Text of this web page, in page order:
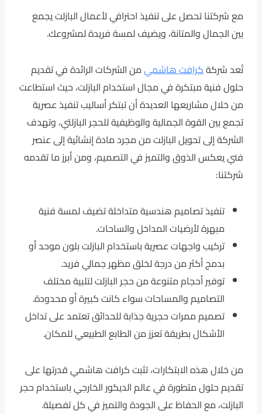
مع شركتنا تحصل على تنفيذ احترافي لأعمال البازلت يجمع
بين الجمال والمتانة، ويضيف لمسة فريدة لمشروعك.
تُعد شركةكرافت هاشميمن الشركات الرائدة في تقديم
حلول فنية مبتكرة في مجال استخدام البازلت، حيث استطاعت
من خلال مشاريعها العديدة أن تبتكر أساليب تنفيذ عصرية
تجمع بين القوة الجمالية والوظيفية للحجر البازلتي، وتهدف
الشركة إلى تحويل البازلت من مجرد مادة إنشائية إلى عنصر
فني يعكس الذوق والتميز في التصميم، ومن أبرز ما تقدمه
شركتنا:
تنفيذ تصاميم هندسية متداخلة تضيف لمسة فنية
مبهرة لأرضيات المداخل والساحات.
تركيب واجهات عصرية باستخدام البازلت بلون موحد أو
بدمج أكثر من درجة لخلق مظهر جمالي فريد.
توفير أحجام متنوعة من حجر البازلت لتلبية مختلف
التصاميم والمساحات سواء كانت كبيرة أو محدودة.
تصميم ممرات حجرية جذابة للحدائق تعتمد على تداخل
الأشكال بطريقة تعزز من الطابع الطبيعي للمكان.
من خلال هذه الابتكارات، تثبت كرافت هاشمي قدرتها على
تقديم حلول متطورة في عالم الديكور الخارجي باستخدام حجر
البازلت، مع الحفاظ على الجودة والتميز في كل تفصيلة.